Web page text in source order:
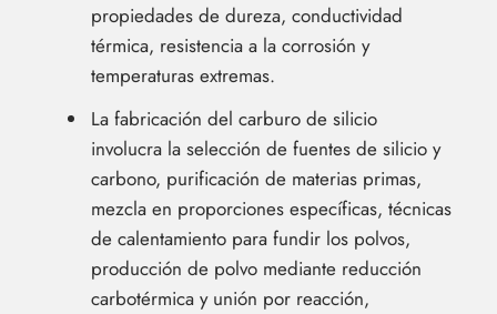
propiedades de dureza, conductividad
térmica, resistencia a la corrosión y
temperaturas extremas.
La fabricación del carburo de silicio
involucra la selección de fuentes de silicio y
carbono, purificación de materias primas,
mezcla en proporciones específicas, técnicas
de calentamiento para fundir los polvos,
producción de polvo mediante reducción
carbotérmica y unión por reacción,